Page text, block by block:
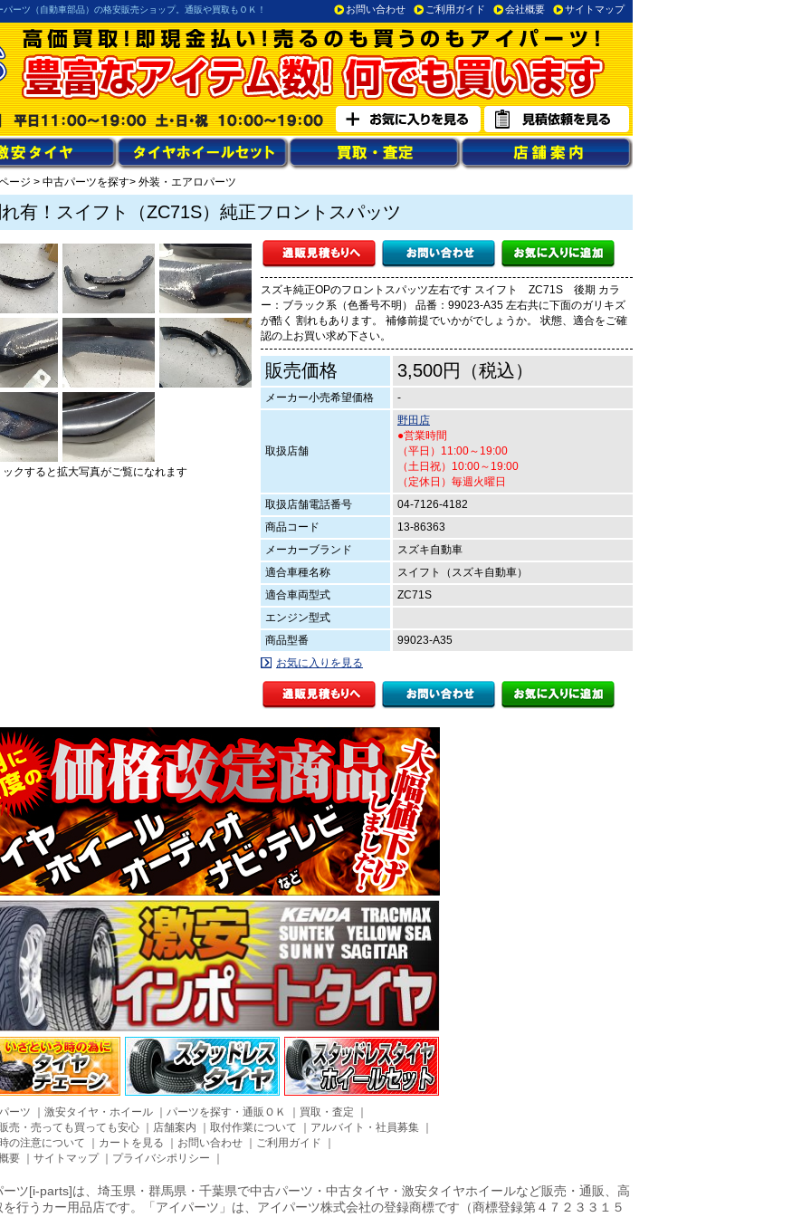
ーツ（自動車部品）の格安販売ショップ。通販や買取もＯＫ！ お問い合わせ ご利用ガイド 会社概要 サイトマップ
ージ > 中古パーツを探す> 外装・エアロパーツ
有！スイフト（ZC71S）純正フロントスパッツ
スズキ純正OPのフロントスパッツ左右です スイフト ZC71S 後期 カラ
ー：ブラック系（色番号不明） 品番：99023-A35 左右共に下面のガリキズ
が酷く 割れもあります。 補修前提でいかがでしょうか。 状態、適合をご確
認の上お買い求め下さい。
販売価格 3,500円（税込）
メーカー小売希望価格 -
取扱店舗
野田店
●営業時間
（平日）11:00～19:00
（土日祝）10:00～19:00
（定休日）毎週火曜日
取扱店舗電話番号
04-7126-4182
商品コード
13-86363
メーカーブランド
スズキ自動車
適合車種名称
スイフト（スズキ自動車）
適合車両型式
ZC71S
エンジン型式
商品型番
99023-A35
お気に入りを見る
ックすると拡大写真がご覧になれます
ーツ 激安タイヤ・ホイール パーツを探す・通販ＯＫ 買取・査定
売・売っても買っても安心
店舗案内 取付作業について アルバイト・社員募集
の注意について
カートを見る お問い合わせ ご利用ガイド
要
サイトマップ｜ プライバシポリシー
ーツ[i-parts]は、埼玉県・群馬県・千葉県で中古パーツ・中古タイヤ・激安タイヤホイールなど販売・通販、高
を行うカー用品店です。「アイパーツ」は、アイパーツ株式会社の登録商標です（商標登録第４７２３３１５